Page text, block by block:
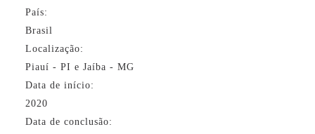
País:
Brasil
Localização:
Piauí - PI e Jaíba - MG
Data de início:
2020
Data de conclusão: